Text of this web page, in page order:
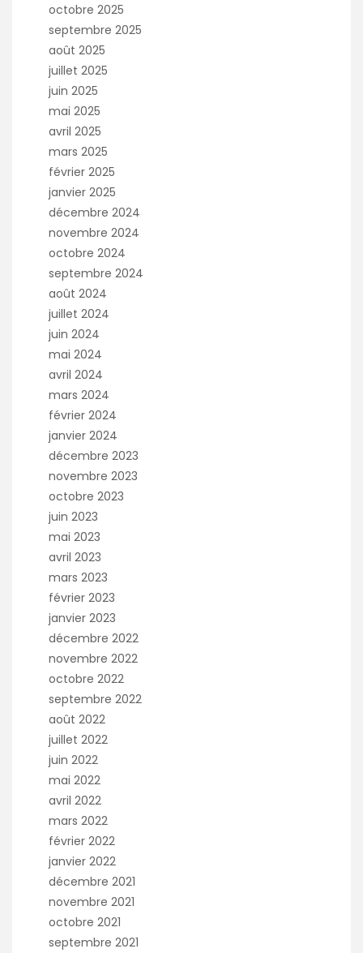
octobre 2025
septembre 2025
août 2025
juillet 2025
juin 2025
mai 2025
avril 2025
mars 2025
février 2025
janvier 2025
décembre 2024
novembre 2024
octobre 2024
septembre 2024
août 2024
juillet 2024
juin 2024
mai 2024
avril 2024
mars 2024
février 2024
janvier 2024
décembre 2023
novembre 2023
octobre 2023
juin 2023
mai 2023
avril 2023
mars 2023
février 2023
janvier 2023
décembre 2022
novembre 2022
octobre 2022
septembre 2022
août 2022
juillet 2022
juin 2022
mai 2022
avril 2022
mars 2022
février 2022
janvier 2022
décembre 2021
novembre 2021
octobre 2021
septembre 2021